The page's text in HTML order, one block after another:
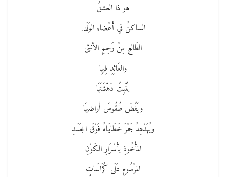
هو ذا العشقُ
الساكنُ في أَعْضاءِ الوَلَد ِ
الطَالعِ مِنْ رَحِمِ الأنثى
والعَائِدِ فِيهِا
يُنْبِتُ دَهْشَتَهَا
ويَفُضَ طُقُوسَ أَراضيهَا
ويُهَدْهِدُ جَمْرَ خَطَايَاهُ فَوْقَ الجَسَدِ
المأْخُوذِ بأَسْرَارِ الكَوْنِ
المرْسُومِ عَلَى كُرَاسَاتٍ